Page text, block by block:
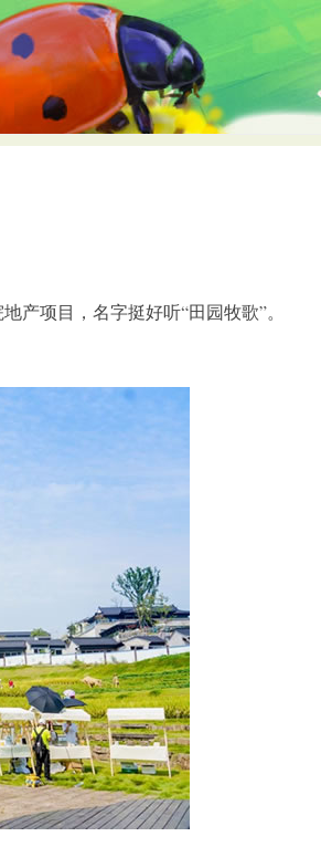
项目，名字挺好听“田园牧歌”。